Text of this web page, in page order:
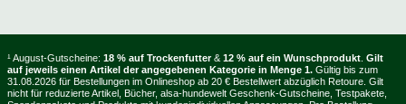
¹ August-Gutscheine: 18 % auf Trockenfutter &12 % auf ein Wunschprodukt. Gilt
auf jeweils einen Artikel der angegebenen Kategorie in Menge 1. Gültig bis zum
31.08.2026 für Bestellungen im Onlineshop ab 20 € Bestellwert abzüglich Retoure. Gilt
nicht für reduzierte Artikel, Bücher, alsa-hundewelt Geschenk-Gutscheine, Testpakete,